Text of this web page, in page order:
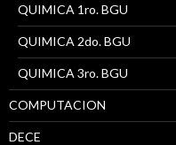
QUIMICA 1ro. BGU
QUIMICA 2do. BGU
QUIMICA 3ro. BGU
COMPUTACION
DECE